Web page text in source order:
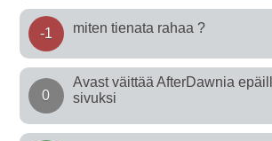
-1 miten tienata rahaa ?
0
Avast väittää AfterDawnia
sivuksi